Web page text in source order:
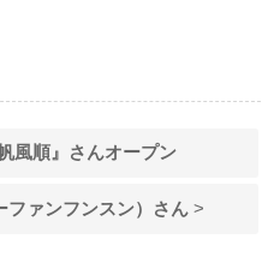
風順』さんオープン
ファンフンスン）さん>